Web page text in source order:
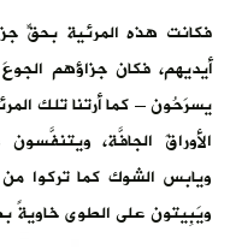
فكانت هذه المرئية بحقٍّ
أيديهم، فكان جزاؤهم
يسرَحُون – كما أرتنا تلك
الأوراقَ الجافَّة،
ويابس الشوك كما تركوا
ويَبِيتون على الطوى خاويةً